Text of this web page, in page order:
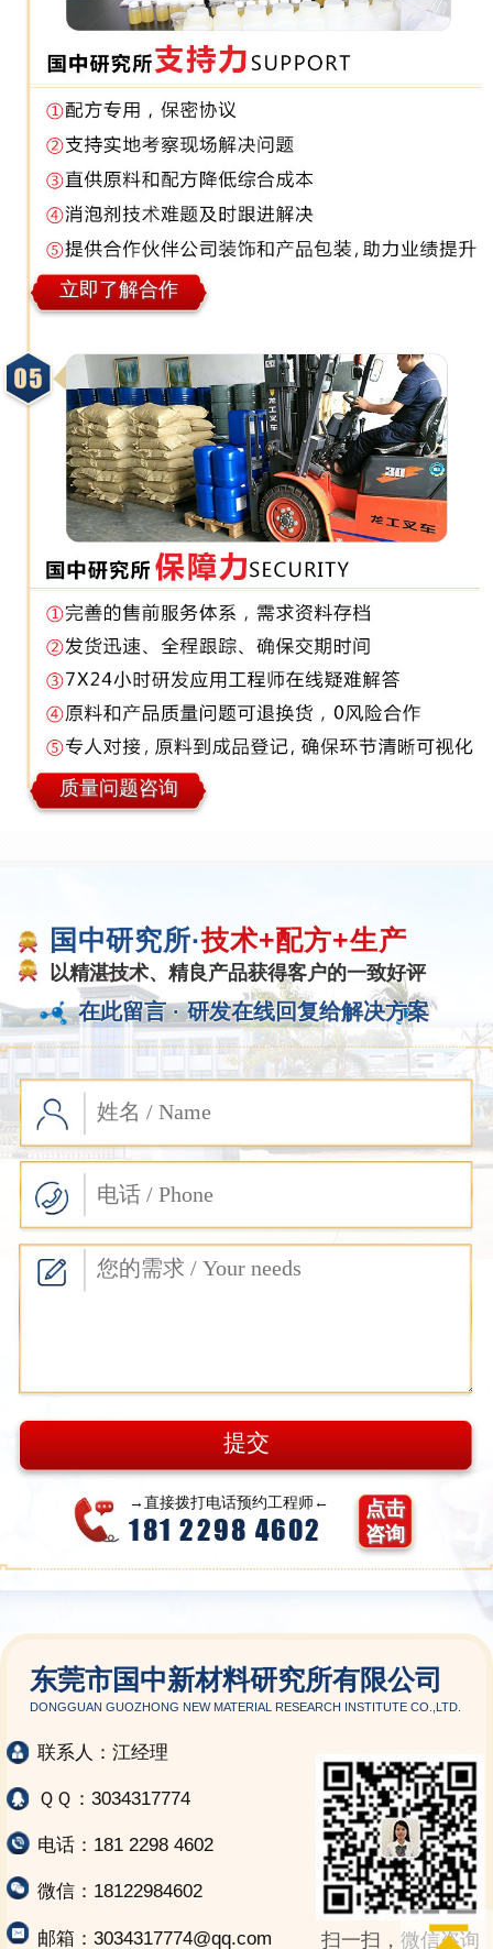
立即了解合作
质量问题咨询
国中研究所·技术+配方+生产
以精湛技术、精良产品获得客户的一致好评
在此留言 · 研发在线回复给解决方案
→直接拨打电话预约工程师←
181 2298 4602
点击
咨询
东莞市国中新材料研究所有限公司
DONGGUAN GUOZHONG NEW MATERIAL RESEARCH INSTITUTE CO.,LTD.
联系人：江经理
ＱＱ：3034317774
电话：181 2298 4602
微信：18122984602
邮箱：3034317774@qq.com 扫一扫，微信咨询